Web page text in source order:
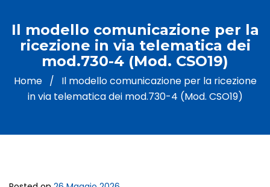
Il modello comunicazione per la
ricezione in via telematica dei
mod.730-4 (Mod. CSO19)
Home/ Il modello comunicazione per la ricezione
in via telematica dei mod.730-4 (Mod. CSO19)